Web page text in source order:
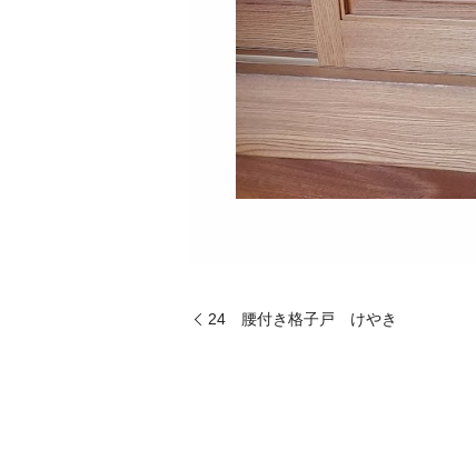
24 腰付き格子戸 けやき